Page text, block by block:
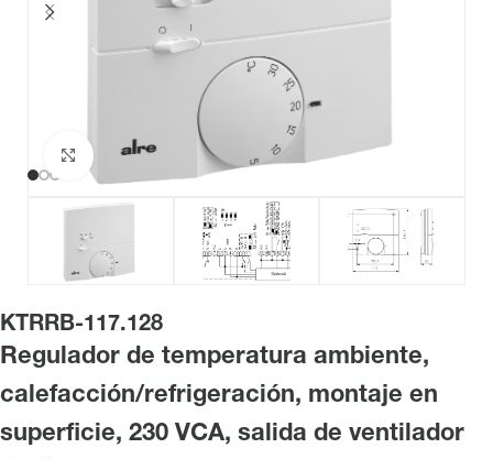
KTRRB-117.128
Regulador de temperatura ambiente,
calefacción/refrigeración, montaje en
superficie, 230 VCA, salida de ventilador
Haga clic para ampliar